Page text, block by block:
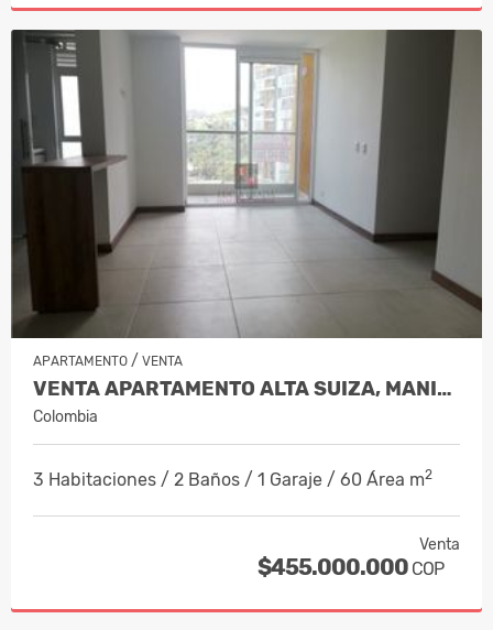
APARTAMENTO / VENTA
VENTA APARTAMENTO ALTA SUIZA, MANIZA…
Colombia
3 Habitaciones / 2 Baños / 1 Garaje / 60 Área m2
Venta
$455.000.000 COP